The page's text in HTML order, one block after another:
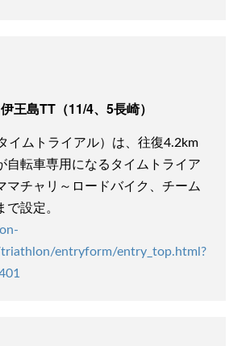
王島TT（11/4、5長崎）
イムトライアル）は、往復4.2km
自転車専用になるタイムトライア
マチャリ～ロードバイク、チーム
で設定。
triathlon/entryform/entry_top.html?